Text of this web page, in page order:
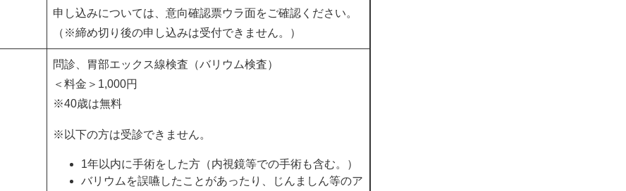
申し込みについては、意向確認票ウラ面をご確認ください。
（※締め切り後の申し込みは受付できません。）
問診、胃部エックス線検査（バリウム検査）
＜料金＞1,000円
※40歳は無料
※以下の方は受診できません。
1年以内に手術をした方（内視鏡等での手術も含む。）
バリウムを誤嚥したことがあったり、じんましん等のア